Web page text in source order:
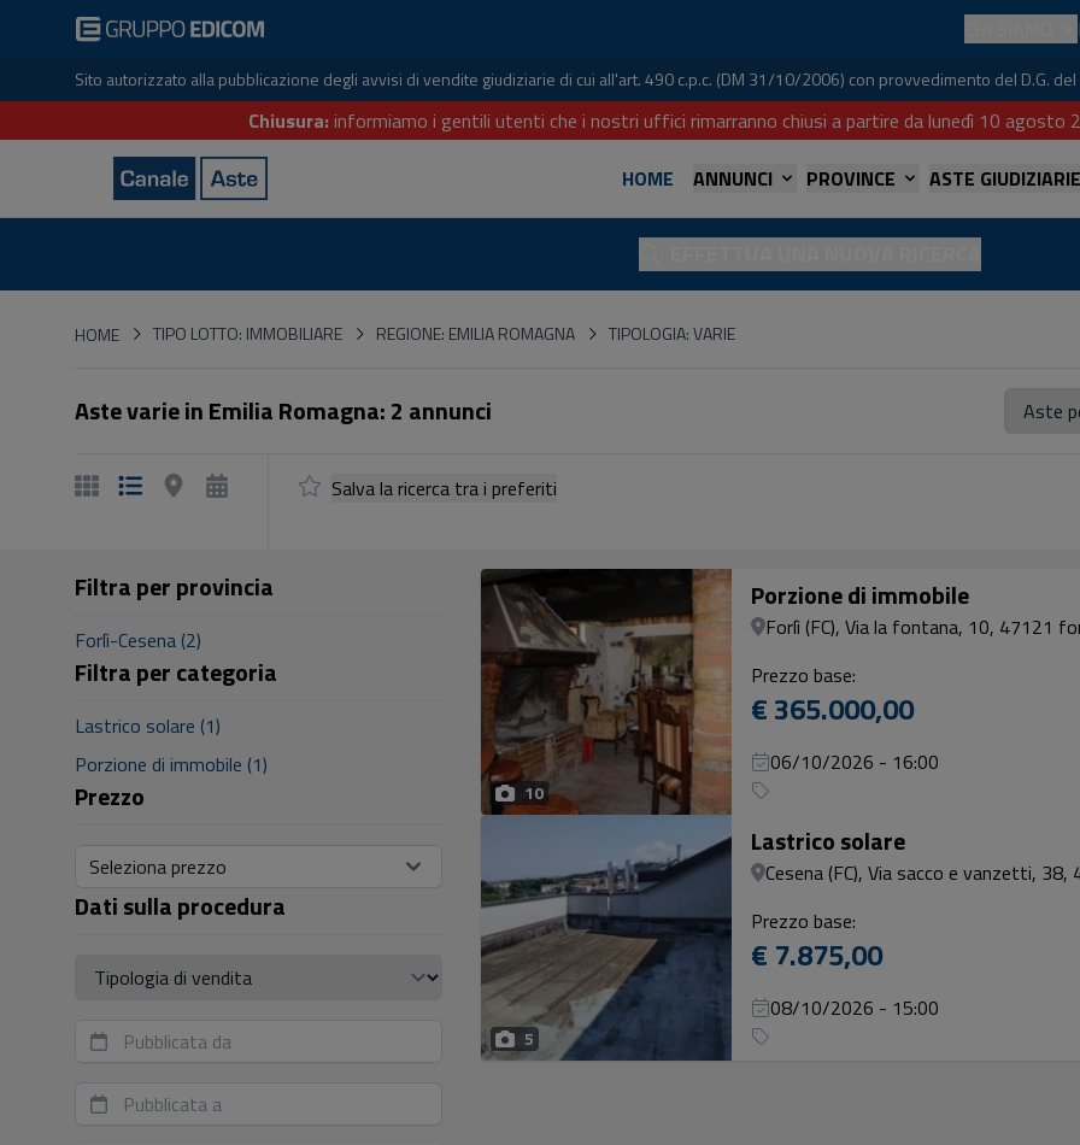
Sito autorizzato alla pubblicazione degli avvisi di vendite giudiziarie di cui all'art. 490 c.p.c. (DM 31/10/2006) con provvedimento del D.G.
Chiusura: informiamo i gentili utenti che i nostri uffici rimarranno chiusi a partire da lunedì 10
HOME
ANNUNCI PROVINCE ASTE GIUDIZIARIE
HOMEHOMETIPO LOTTO: IMMOBILIARE REGIONE: EMILIA ROMAGNA TIPOLOGIA: VARIE
Aste varie in Emilia Romagna: 2 annunci
Salva la ricerca tra i preferiti
Filtra per provincia
Forlì-Cesena (2)
Filtra per categoria
Lastrico solare (1)
Porzione di immobile (1)
Prezzo
Seleziona prezzo
Dati sulla procedura
Tipologia di vendita
10
Porzione di immobile
Forlì (FC), Via la fontana, 10, 47121
Prezzo base:
€ 365.000,00
06/10/2026 - 16:00
5
Lastrico solare
Cesena (FC), Via sacco e vanzetti,
Prezzo base:
€ 7.875,00
08/10/2026 - 15:00